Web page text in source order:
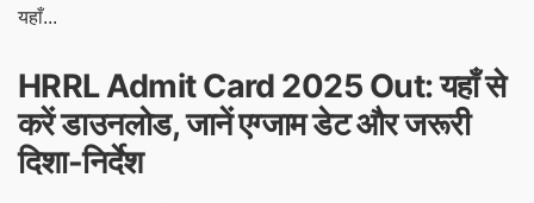
यहाँ...
HRRL Admit Card 2025 Out: यहाँ से
करें डाउनलोड, जानें एग्जाम डेट और जरूरी
दिशा-निर्देश